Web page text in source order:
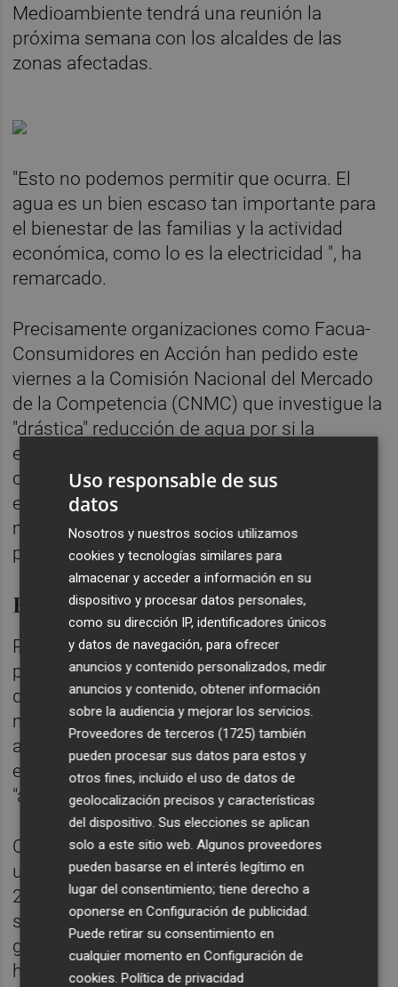
Medioambiente tendrá una reunión la
próxima semana con los alcaldes de las
zonas afectadas.
"Esto no podemos permitir que ocurra. El
agua es un bien escaso tan importante para
el bienestar de las familias y la actividad
económica, como lo es la electricidad ", ha
remarcado.
Precisamente organizaciones como Facua-
Consumidores en Acción han pedido este
viernes a la Comisión Nacional del Mercado
de la Competencia (CNMC) que investigue la
"drástica" reducción de agua por si la
empresa pudiera estar aprovechando la
coyuntura de las nuevas tarifas y el
encarecimiento de la luz para desembalsar
más agua de la debida y multiplicar así su
producción hidroeléctrica.
Fiscalidad adecuada sobre la luz
Preguntada por las medidas a corto plazo
para paliar la subida de la energía eléctrica,
que ha marcado esta semana varios
máximos históricos, la ministra ha
asegurado que el Gobierno mantendrá el
escudo social y un tratamiento fiscal
"adecuado".
Cabe recordar que el Gobierno aprobó hace
unos meses la rebaja del IVA de la luz del
21% al 10% hasta final de año, así como la
suspensión del impuesto del 7% a la
generación eléctrica durante tres meses,
hasta septiembre.
Uso responsable de sus
datos
Nosotros y nuestros socios utilizamos
cookies y tecnologías similares para
almacenar y acceder a información en su
dispositivo y procesar datos personales,
como su dirección IP, identificadores únicos
y datos de navegación, para ofrecer
anuncios y contenido personalizados, medir
anuncios y contenido, obtener información
sobre la audiencia y mejorar los servicios.
Proveedores de terceros (1725) también
pueden procesar sus datos para estos y
otros fines, incluido el uso de datos de
geolocalización precisos y características
del dispositivo. Sus elecciones se aplican
solo a este sitio web. Algunos proveedores
pueden basarse en el interés legítimo en
lugar del consentimiento; tiene derecho a
oponerse enConfiguración de publicidad.
Puede retirar su consentimiento en
cualquier momento enConfiguración de
cookies.Política de privacidad